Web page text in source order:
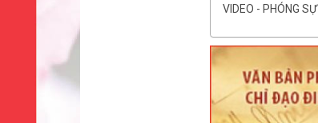
VIDEO - PHÓNG SỰ